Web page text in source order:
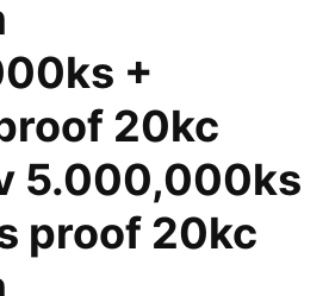
+
20kc
5.000,000ks
proof 20kc